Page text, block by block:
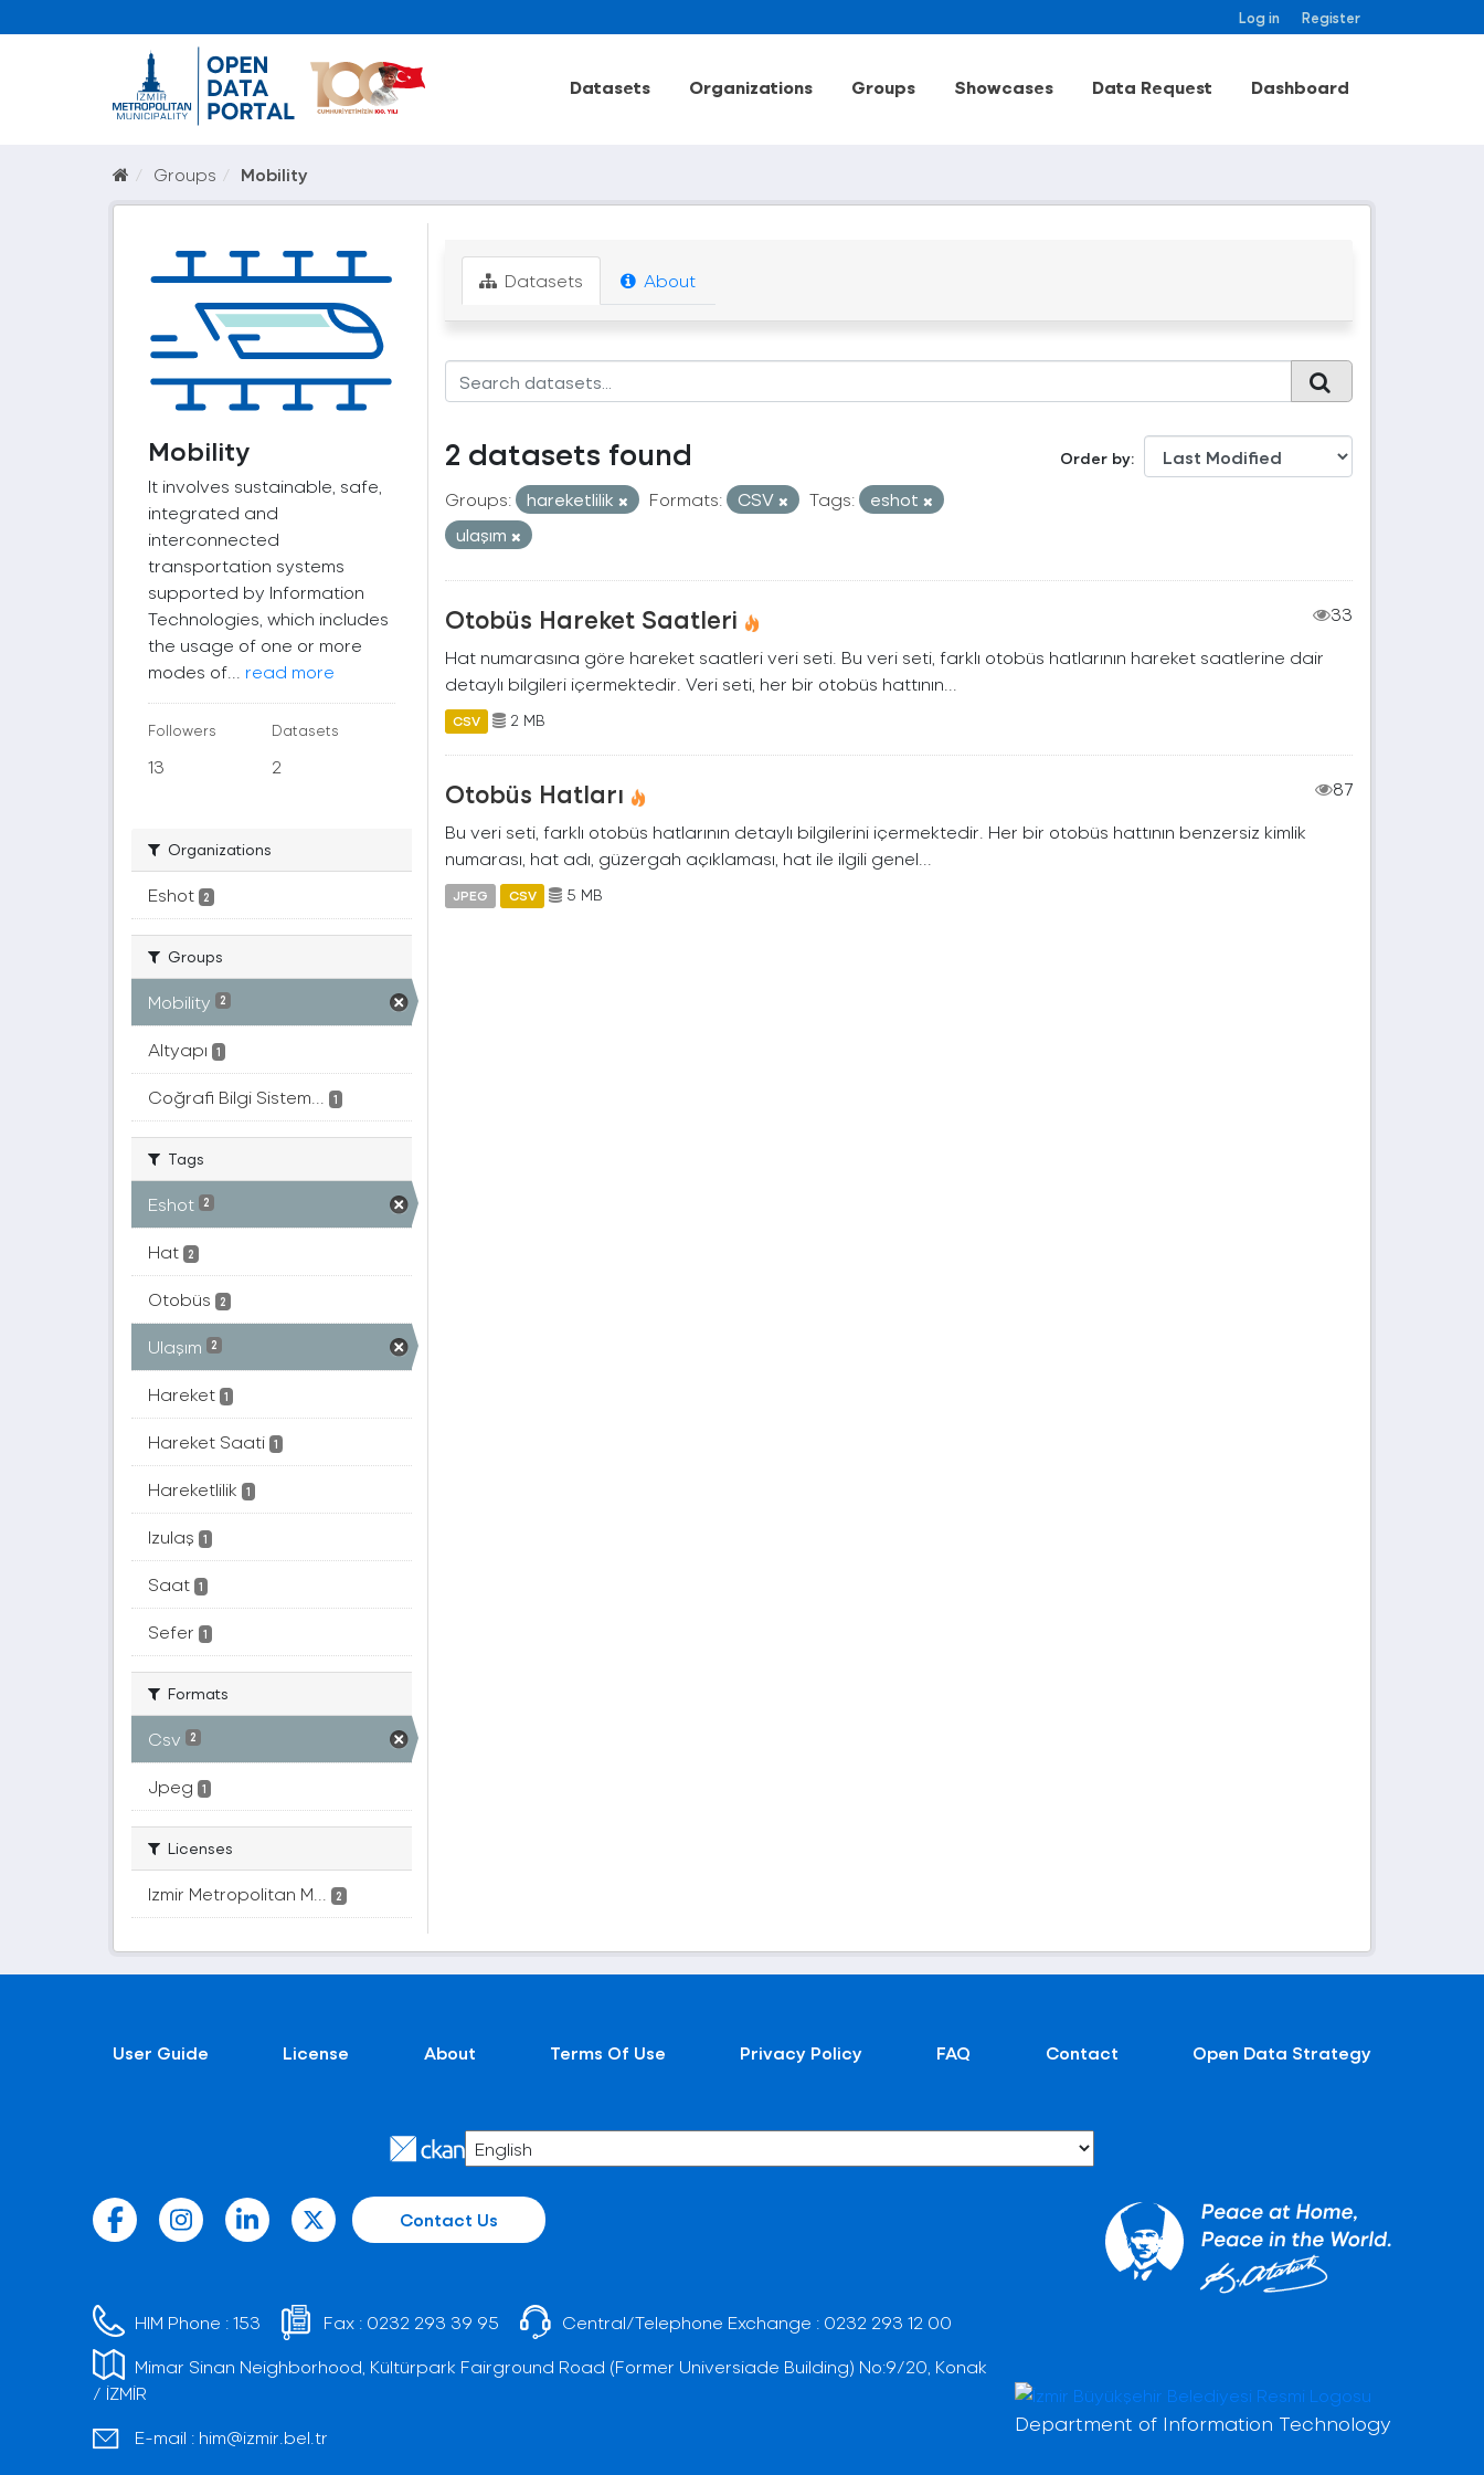
Log in Register
Datasets Organizations Groups Showcases Data Request Dashboard
Groups Mobility
Mobility
It involves sustainable, safe,
integrated and
interconnected
transportation systems
supported by Information
Technologies, which includes
the usage of one or more
modes of... read more
Followers
13
Datasets
2
Organizations
Eshot 2
Groups
Mobility 2
Altyapı 1
Coğrafi Bilgi Sistem... 1
Tags
Eshot 2
Hat 2
Otobüs 2
Ulaşım 2
Hareket 1
Hareket Saati 1
Hareketlilik 1
Izulaş 1
Saat 1
Sefer 1
Formats
Csv 2
Jpeg 1
Licenses
Izmir Metropolitan M... 2
Datasets About
Order by
2 datasets found
Groups: hareketlilik Formats: CSV Tags:
eshot
ulaşım
Otobüs Hareket Saatleri
33
Hat numarasına göre hareket saatleri veri seti. Bu veri seti, farklı otobüs hatlarının hareket saatlerine dair
detaylı bilgileri içermektedir. Veri seti, her bir otobüs hattının...
CSV 2 MB
Otobüs Hatları
87
Bu veri seti, farklı otobüs hatlarının detaylı bilgilerini içermektedir. Her bir otobüs hattının benzersiz kimlik
numarası, hat adı, güzergah açıklaması, hat ile ilgili genel...
JPEG CSV 5 MB
User Guide License About Terms Of Use Privacy Policy FAQ Contact Open Data Strategy
Contact Us
HIM Phone :153 Fax : 0232 293 39 95 Central/Telephone Exchange : 0232 293 12 00
Mimar Sinan Neighborhood, Kültürpark Fairground Road (Former Universiade Building) No:9/20, Konak
/ İZMİR
E-mail : him@izmir.bel.tr
Department of Information Technology